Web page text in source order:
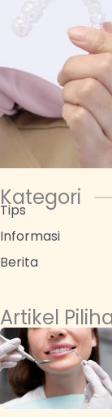
Kategori
Tips
Informasi
Berita
Artikel